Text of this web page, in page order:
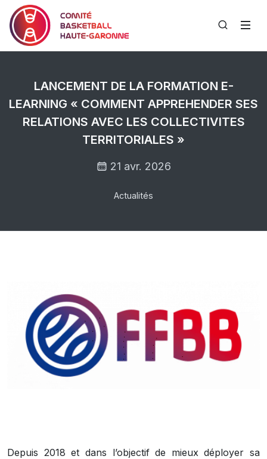
LANCEMENT DE LA FORMATION E-
LEARNING « COMMENT APPREHENDER SES
RELATIONS AVEC LES COLLECTIVITES
TERRITORIALES »
21 avr. 2026
Actualités
Depuis 2018 et dans l’objectif de mieux déployer sa